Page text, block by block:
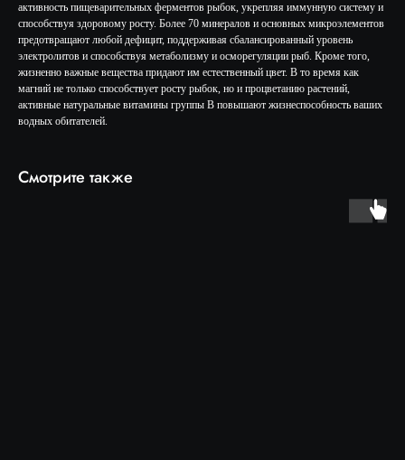
активность пищеварительных ферментов рыбок, укрепляя иммунную систему и
способствуя здоровому росту. Более 70 минералов и основных микроэлементов
предотвращают любой дефицит, поддерживая сбалансированный уровень
электролитов и способствуя метаболизму и осморегуляции рыб. Кроме того,
жизненно важные вещества придают им естественный цвет. В то время как
магний не только способствует росту рыбок, но и процветанию растений,
активные натуральные витамины группы B повышают жизнеспособность ваших
водных обитателей.
Смотрите также